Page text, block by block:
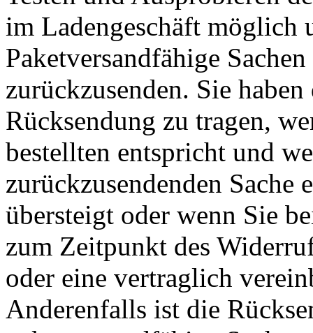
im Ladengeschäft möglich
Paketversandfähige
zurückzusenden. Sie
Rücksendung zu tragen,
bestellten entspricht und
zurückzusendenden
übersteigt oder wenn Sie
zum Zeitpunkt des
oder eine vertraglich
Anderenfalls ist die